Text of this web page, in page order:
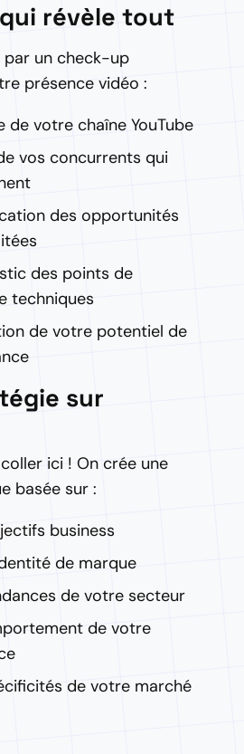
révèle tout
un check-up
présence vidéo :
de votre chaîne YouTube
vos concurrents qui
des opportunités
des points de
techniques
de votre potentiel de
sur
ici ! On crée une
basée sur :
business
de marque
de votre secteur
de votre
de votre marché